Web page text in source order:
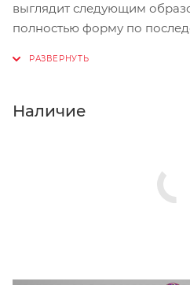
выглядит следующим
полностью форму по
Нажмите кнопку «Оформить
Наличие